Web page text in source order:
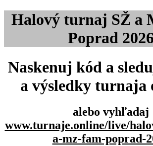
Halový turnaj SŽ a
Poprad 2026
Naskenuj kód a
a výsledky turnaja
alebo vyhľadaj
www.turnaje.online/live/
a-mz-fam-poprad-